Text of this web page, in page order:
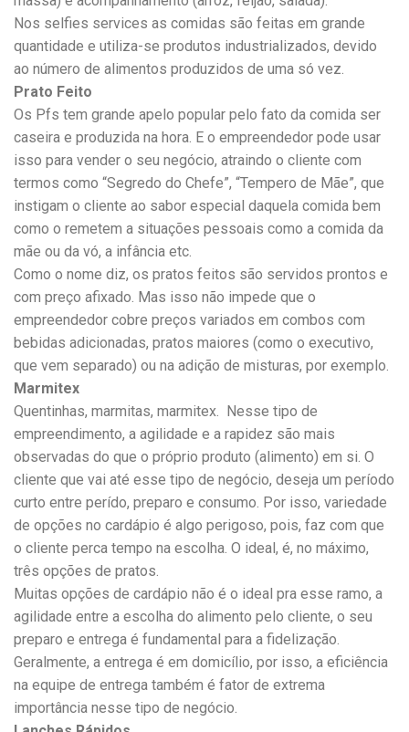
Nos selfies services as comidas são feitas em grande
quantidade e utiliza-se produtos industrializados, devido
ao número de alimentos produzidos de uma só vez.
Prato Feito
Os Pfs tem grande apelo popular pelo fato da comida ser
caseira e produzida na hora. E o empreendedor pode usar
isso para vender o seu negócio, atraindo o cliente com
termos como “Segredo do Chefe”, “Tempero de Mãe”, que
instigam o cliente ao sabor especial daquela comida bem
como o remetem a situações pessoais como a comida da
mãe ou da vó, a infância etc.
Como o nome diz, os pratos feitos são servidos prontos e
com preço afixado. Mas isso não impede que o
empreendedor cobre preços variados em combos com
bebidas adicionadas, pratos maiores (como o executivo,
que vem separado) ou na adição de misturas, por exemplo.
Marmitex
Quentinhas, marmitas, marmitex. Nesse tipo de
empreendimento, a agilidade e a rapidez são mais
observadas do que o próprio produto (alimento) em si. O
cliente que vai até esse tipo de negócio, deseja um período
curto entre perído, preparo e consumo. Por isso, variedade
de opções no cardápio é algo perigoso, pois, faz com que
o cliente perca tempo na escolha. O ideal, é, no máximo,
três opções de pratos.
Muitas opções de cardápio não é o ideal pra esse ramo, a
agilidade entre a escolha do alimento pelo cliente, o seu
preparo e entrega é fundamental para a fidelização.
Geralmente, a entrega é em domicílio, por isso, a eficiência
na equipe de entrega também é fator de extrema
importância nesse tipo de negócio.